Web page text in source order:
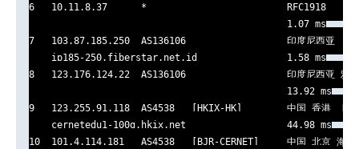
6   10.11.8.37      *
                                              1.07 ms
7   103.87.185.250  AS136106                  印度尼西亚
    ip185-250.fiberstar.net.id                1.58 ms
8   123.176.124.22  AS136106                  印度尼西亚
                                              13.92 ms
9   123.255.91.118  AS4538   [HKIX-HK]        中国 香港
    cernetedu1-100g.hkix.net                  44.98 ms
10  101.4.114.181   AS4538   [BJR-CERNET]     中国 北京 海淀区